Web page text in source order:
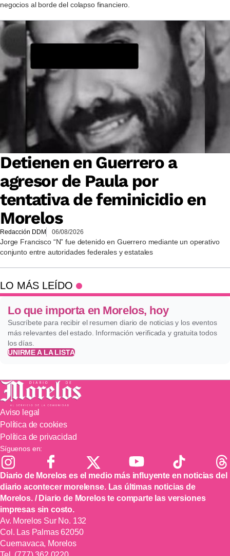
negocios al borde del colapso financiero.
Detienen en Guerrero a
agresor de Paula por
tentativa de feminicidio en
Morelos
Redacción DDM 06/08/2026
Jorge Francisco “N” fue detenido en Guerrero mediante un operativo
conjunto entre autoridades federales y estatales
LO MÁS LEÍDO
Lo que importa en Morelos, hoy
Suscríbete para recibir el resumen diario de noticias y los eventos
más relevantes del estado. Información verificada y gratuita todos
los días.
UNIRME A LA LISTA
Aviso legal
Política de cookies
Política de privacidad
Síguenos en:
Diario de Morelos es el medio más influyente en noticias del
diario acontecer morelense. Las últimas noticias de
Morelos. / Diario de Morelos te comparte las versiones
impresas sin costo.
Av. Morelos Sur No. 132
Col. Las Palmas 62050
Cuernavaca, Morelos